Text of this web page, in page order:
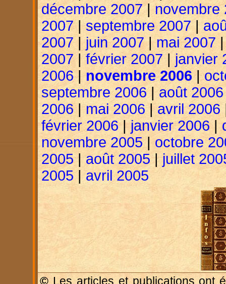
décembre 2007| novembre
2007|septembre 2007|
2007 | juin 2007| mai 2007
2007|février 2007| janvier
2006| novembre 2006|
septembre 2006|août 2006
2006|mai 2006|avril 2006
février 2006| janvier 2006 |
novembre 2005|octobre
2005| août 2005 | juillet
2005 | avril 2005
© Les articles et publications ont